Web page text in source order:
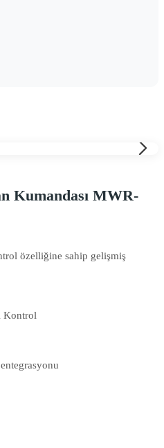
Kumandası MWR-
özelliğine sahip gelişmiş
Kontrol